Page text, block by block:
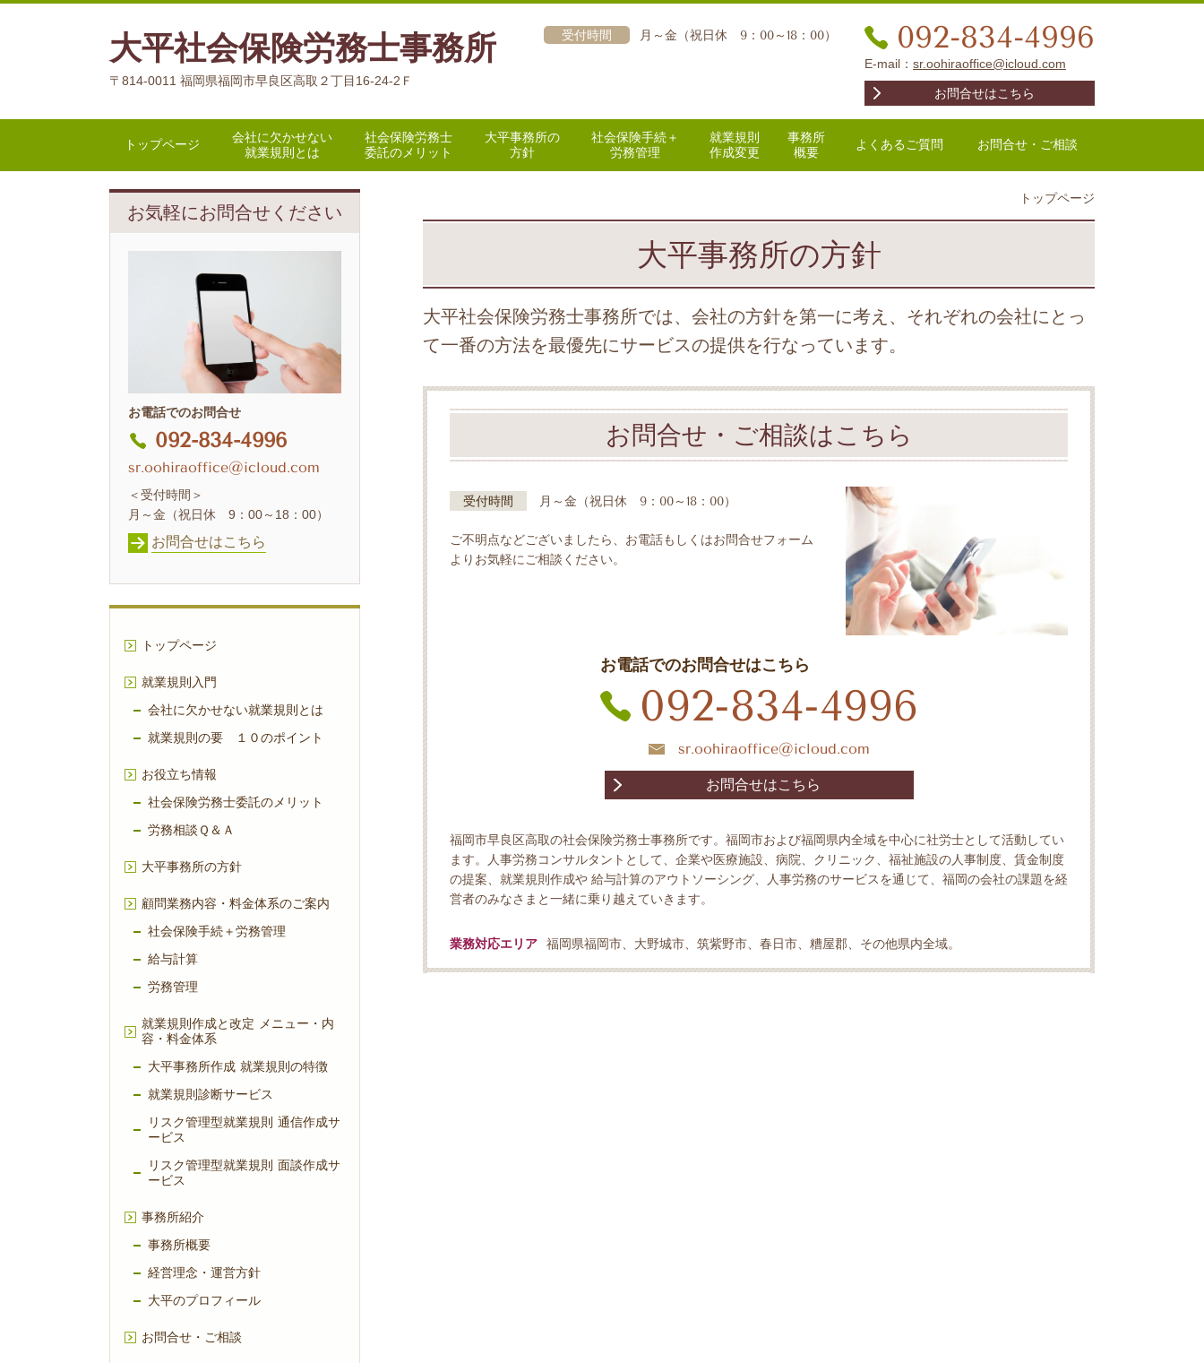
大平社会保険労務士事務所
〒814-0011 福岡県福岡市早良区高取２丁目16-24-2Ｆ
受付時間 月～金（祝日休 9：00～18：00） 092-834-4996
E-mail： sr.oohiraoffice@icloud.com
お問合せはこちら
トップページ
会社に欠かせない
就業規則とは
社会保険労務士
委託のメリット
大平事務所の
方針
社会保険手続＋
労務管理
就業規則
作成変更
事務所
概要
よくあるご質問 お問合せ・ご相談
トップページ
大平事務所の方針
大平社会保険労務士事務所では、会社の方針を第一に考え、それぞれの会社にとっ
て一番の方法を最優先にサービスの提供を行なっています。
お問合せ・ご相談はこちら
受付時間 月～金（祝日休 9：00～18：00）
ご不明点などございましたら、お電話もしくはお問合せフォーム
よりお気軽にご相談ください。
お電話でのお問合せはこちら
092-834-4996
sr.oohiraoffice@icloud.com
お問合せはこちら
福岡市早良区高取の社会保険労務士事務所です。福岡市および福岡県内全域を中心に社労士として活動してい
ます。人事労務コンサルタントとして、企業や医療施設、病院、クリニック、福祉施設の人事制度、賃金制度
の提案、就業規則作成や 給与計算のアウトソーシング、人事労務のサービスを通じて、福岡の会社の課題を経
営者のみなさまと一緒に乗り越えていきます。
業務対応エリア 福岡県福岡市、大野城市、筑紫野市、春日市、糟屋郡、その他県内全域。
お気軽にお問合せください
お電話でのお問合せ
092-834-4996
sr.oohiraoffice@icloud.com
＜受付時間＞
月～金（祝日休 9：00～18：00）
お問合せはこちら
トップページ
就業規則入門
会社に欠かせない就業規則とは
就業規則の要 １０のポイント
お役立ち情報
社会保険労務士委託のメリット
労務相談Ｑ＆Ａ
大平事務所の方針
顧問業務内容・料金体系のご案内
社会保険手続＋労務管理
給与計算
労務管理
就業規則作成と改定 メニュー・内
容・料金体系
大平事務所作成 就業規則の特徴
就業規則診断サービス
リスク管理型就業規則 通信作成サ
ービス
リスク管理型就業規則 面談作成サ
ービス
事務所紹介
事務所概要
経営理念・運営方針
大平のプロフィール
お問合せ・ご相談